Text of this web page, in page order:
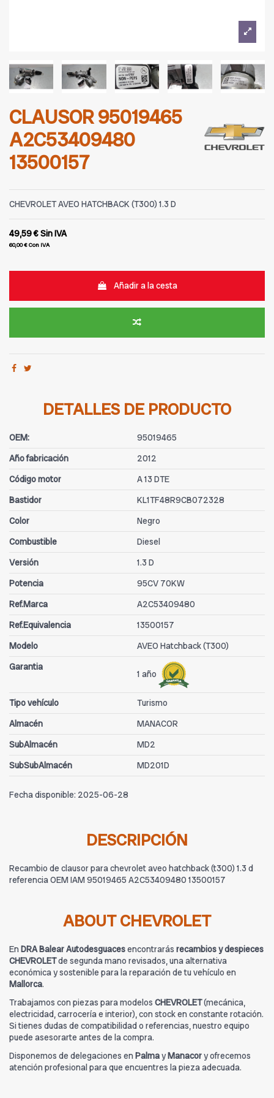
CLAUSOR 95019465
A2C53409480
13500157
CHEVROLET AVEO HATCHBACK (T300) 1.3 D
49,59 €Sin IVA
60,00 €Con IVA
Añadir a la cesta
DETALLES DE PRODUCTO
OEM:
95019465
Año fabricación
2012
Código motor
A 13 DTE
Bastidor
KL1TF48R9CB072328
Color
Negro
Combustible
Diesel
Versión
1.3 D
Potencia
95CV 70KW
Ref.Marca
A2C53409480
Ref.Equivalencia
13500157
Modelo
AVEO Hatchback (T300)
Garantia
1 año
Tipo vehículo
Turismo
Almacén
MANACOR
SubAlmacén
MD2
SubSubAlmacén
MD201D
Fecha disponible: 2025-06-28
DESCRIPCIÓN
Recambio de clausor para chevrolet aveo hatchback (t300) 1.3 d
referencia OEM IAM 95019465 A2C53409480 13500157
ABOUT CHEVROLET
En DRA Balear Autodesguacesencontrarás recambios y despieces
CHEVROLETde segunda mano revisados, una alternativa
económica y sostenible para la reparación de tu vehículo en
Mallorca.
Trabajamos con piezas para modelos CHEVROLET(mecánica,
electricidad, carrocería e interior), con stock en constante rotación.
Si tienes dudas de compatibilidad o referencias, nuestro equipo
puede asesorarte antes de la compra.
Disponemos de delegaciones en PalmayManacory ofrecemos
atención profesional para que encuentres la pieza adecuada.